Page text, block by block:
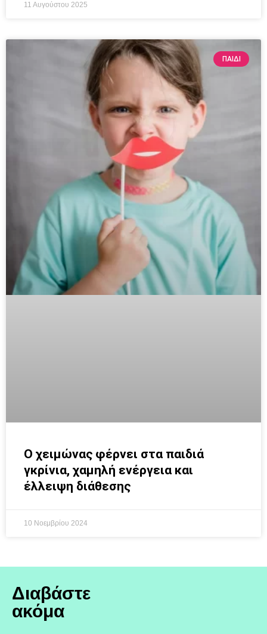
11 Αυγούστου 2025
ΠΑΙΔΊ
Ο χειμώνας φέρνει στα παιδιά
γκρίνια, χαμηλή ενέργεια και
έλλειψη διάθεσης
10 Νοεμβρίου 2024
Διαβάστε
ακόμα